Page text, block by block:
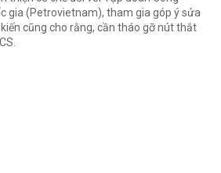
gia (Petrovietnam), tham gia góp ý sửa
cũng cho rằng, cần tháo gỡ nút thắt